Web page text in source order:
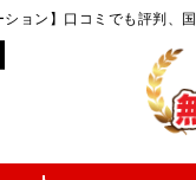
ョン】口コミでも評判、